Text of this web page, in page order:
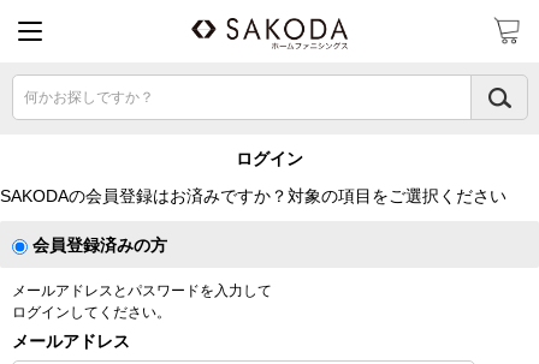
何かお探しですか？
ログイン
SAKODAの会員登録はお済みですか？対象の項目をご選択ください
会員登録済みの方
メールアドレスとパスワードを入力して
ログインしてください。
メールアドレス